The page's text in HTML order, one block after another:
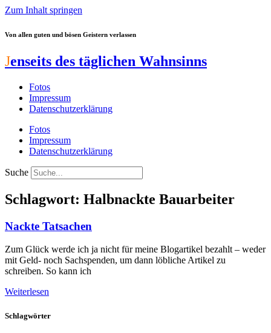
Zum Inhalt springen
Von allen guten und bösen Geistern verlassen
Jenseits des täglichen Wahnsinns
Fotos
Impressum
Datenschutzerklärung
Fotos
Impressum
Datenschutzerklärung
Suche
Schlagwort: Halbnackte Bauarbeiter
Nackte Tatsachen
Zum Glück werde ich ja nicht für meine Blogartikel bezahlt – weder
mit Geld- noch Sachspenden, um dann löbliche Artikel zu
schreiben. So kann ich
Weiterlesen
Schlagwörter